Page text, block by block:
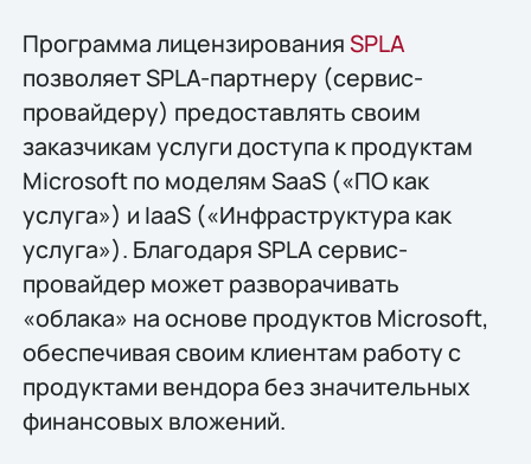
Программа лицензированияSPLA
позволяет SPLA-партнеру (сервис-
провайдеру) предоставлять своим
заказчикам услуги доступа к продуктам
Microsoft по моделям SaaS («ПО как
услуга») и IaaS («Инфраструктура как
услуга»). Благодаря SPLA сервис-
провайдер может разворачивать
«облака» на основе продуктов Microsoft,
обеспечивая своим клиентам работу с
продуктами вендора без значительных
финансовых вложений.